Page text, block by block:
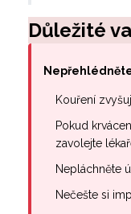
Důležité
Kouření
Pokud
zavolejte
Nepláchněte
Nečešte si